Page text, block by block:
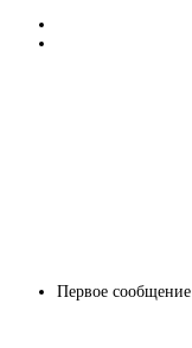
Первое сообщение